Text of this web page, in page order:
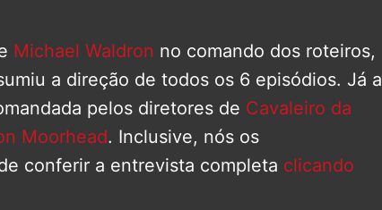
Michael Waldron no comando dos roteiros,
a direção de todos os 6 episódios. Já a
pelos diretores de Cavaleiro da
Moorhead. Inclusive, nós os
conferir a entrevista completa clicando